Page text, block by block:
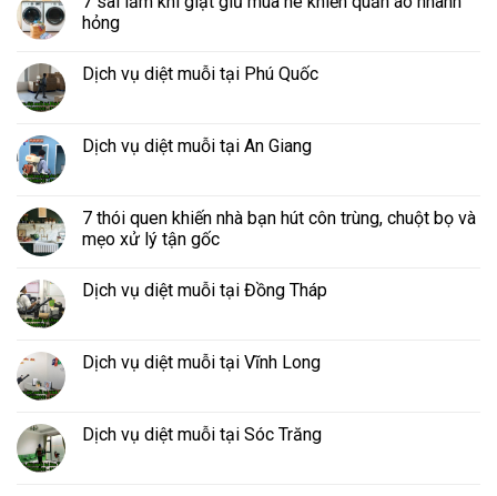
hỏng
Dịch vụ diệt muỗi tại Phú Quốc
Dịch vụ diệt muỗi tại An Giang
7 thói quen khiến nhà bạn hút côn trùng, chuột bọ và
mẹo xử lý tận gốc
Dịch vụ diệt muỗi tại Đồng Tháp
Dịch vụ diệt muỗi tại Vĩnh Long
Dịch vụ diệt muỗi tại Sóc Trăng